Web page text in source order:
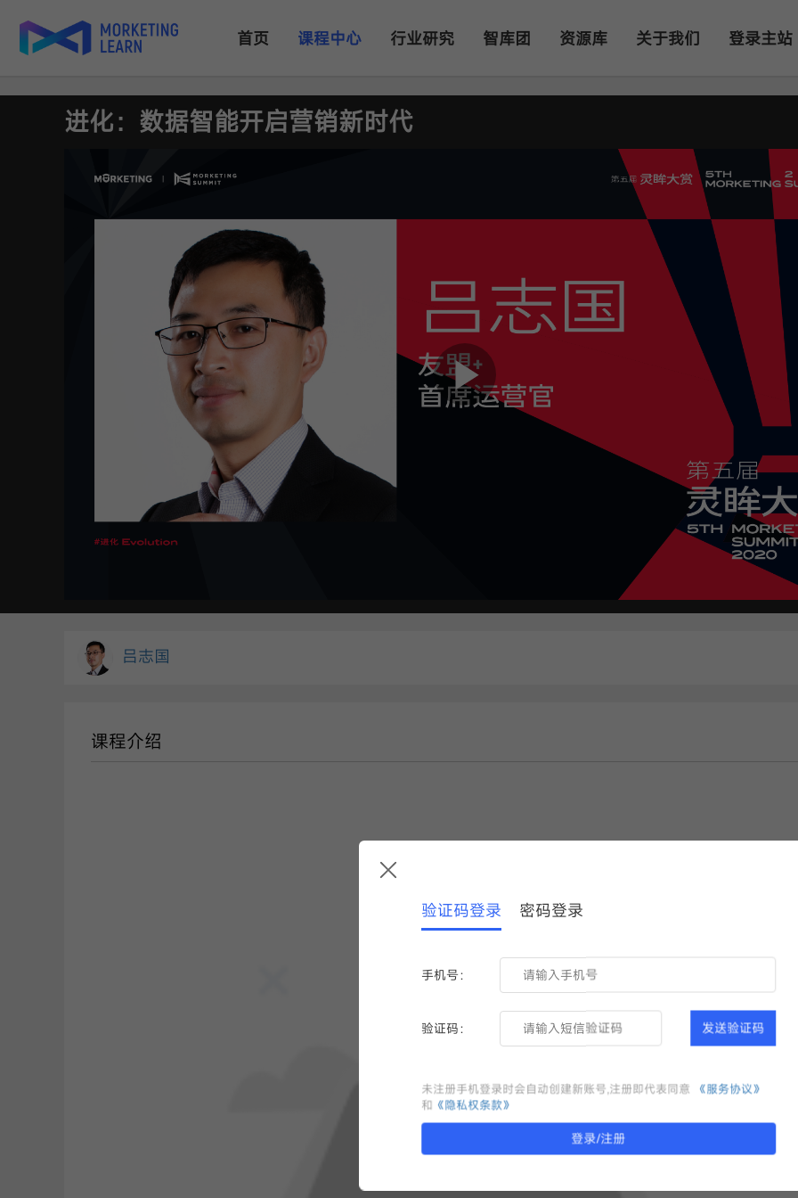
首页 课程中心 行业研究 智库团 资源库 关于我们 登录主站
进化：数据智能开启营销新时代
吕志国
课程介绍
验证码登录 密码登录
手机号：
验证码： 发送验证码
未注册手机登录时会自动创建新账号,注册即代表同意
《服务协议》
和 《隐私权条款》
登录/注册